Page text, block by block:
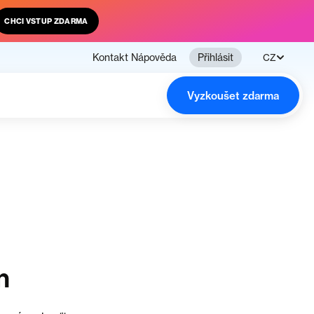
CHCI VSTUP ZDARMA
Kontakt Nápověda Přihlásit CZ
Vyzkoušet zdarma